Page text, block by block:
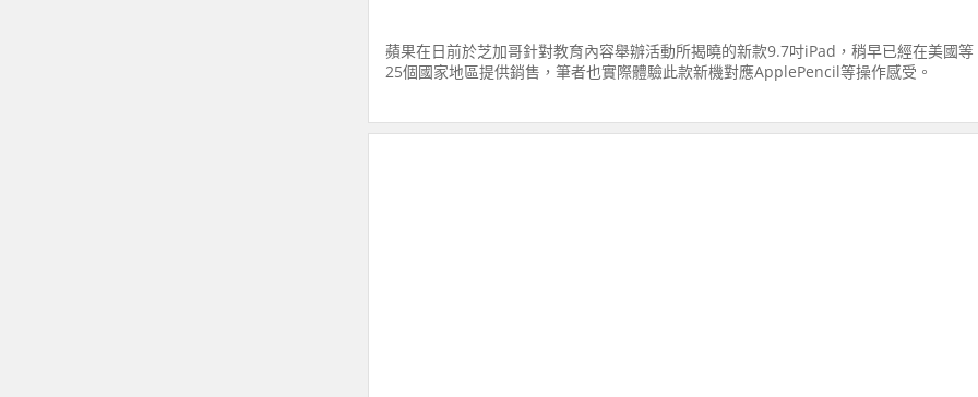
蘋果在日前於芝加哥針對教育內容舉辦活動所揭曉的新款9.7吋iPad，稍早已經在美國等
25個國家地區提供銷售，筆者也實際體驗此款新機對應ApplePencil等操作感受。